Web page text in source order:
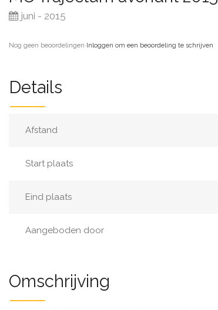
juni - 2015
Nog geen beoordelingen·Inloggen om een beoordeling te schrijven
Details
Afstand
Start plaats
Eind plaats
Aangeboden door
Omschrijving